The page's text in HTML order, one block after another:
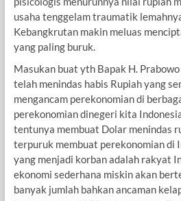
usaha tenggelam traumatik
Kebangkrutan makin meluas
yang paling buruk.
Masukan buat yth Bapak H.
telah menindas habis Rupiah yang
mengancam perekonomian di
perekonomian dinegeri kita
tentunya membuat Dolar menindas
terpuruk membuat perekonomian di
yang menjadi korban adalah rakyat
ekonomi sederhana miskin akan
banyak jumlah bahkan ancaman